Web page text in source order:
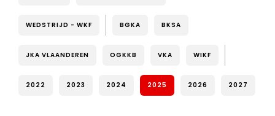
WEDSTRIJD - WKF BGKA BKSA
JKA VLAANDEREN OGKKB VKA WIKF
2022 2023 2024 2025 2026 2027